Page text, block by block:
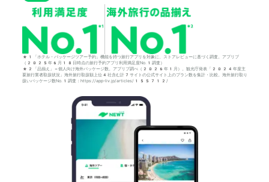
*1「ホテル・パッケージツアー予約」機能を持つ旅行アプリを対象に、ストアレビューに基づく調査。アプリブ
（2025年6月18日時点の旅行予約アプリ利用満足度No.1調査）
*2「品揃え」＝個人向け海外パッケージ数。アプリブ調べ（2026年1月）。観光庁発表「2024年度主
要旅行業者取扱状況」海外旅行取扱額上位4社含む計7サイトの公式サイト上のプラン数を集計・比較。海外旅行取り
扱いパッケージ数No.1調査：https://app-liv.jp/articles/155712/